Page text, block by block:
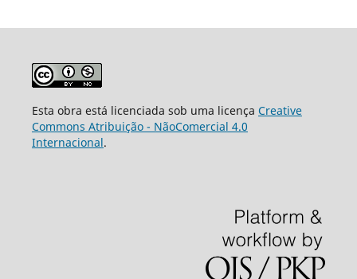
Esta obra está licenciada sob uma licença Creative
Commons Atribuição - NãoComercial 4.0
Internacional.